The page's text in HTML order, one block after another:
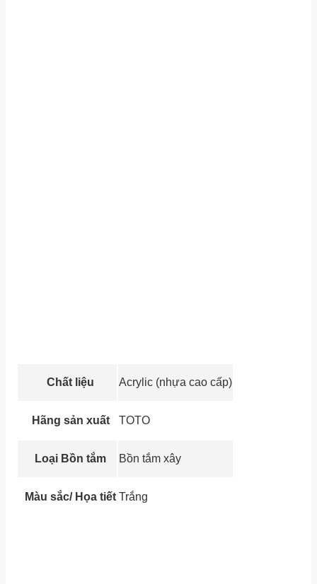
Chất liệu Acrylic (nhựa cao cấp)
Hãng sản xuất TOTO
Loại Bồn tắm Bồn tắm xây
Màu sắc/ Họa tiết Trắng